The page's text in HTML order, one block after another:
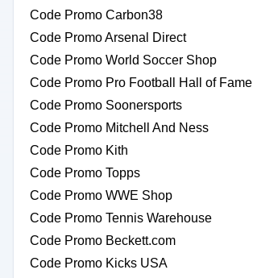
Code Promo Carbon38
Code Promo Arsenal Direct
Code Promo World Soccer Shop
Code Promo Pro Football Hall of Fame
Code Promo Soonersports
Code Promo Mitchell And Ness
Code Promo Kith
Code Promo Topps
Code Promo WWE Shop
Code Promo Tennis Warehouse
Code Promo Beckett.com
Code Promo Kicks USA